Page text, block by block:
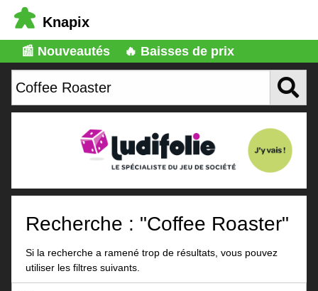
Knapix
📰 Nouveautés 🔥 Baisses de prix
Recherche : "Coffee Roaster"
Si la recherche a ramené trop de résultats, vous pouvez
utiliser les filtres suivants.